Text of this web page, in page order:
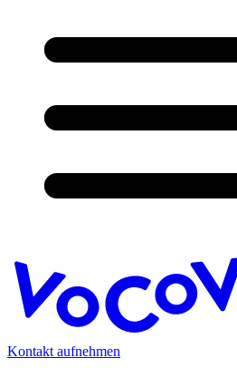
Kontakt aufnehmen